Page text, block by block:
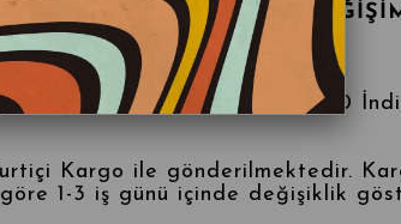
İADE Yoktur,
almanızı öneririz.
HAVALE-EFT Satışlarında %10
Kargo ile gönderilmektedir.
1-3 iş günü içinde değişiklik